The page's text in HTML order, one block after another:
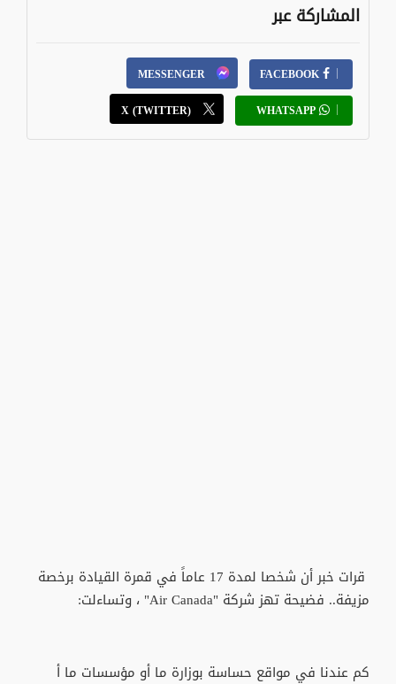
المشاركة عبر
FACEBOOK
MESSENGER
WHATSAPP
X (TWITTER)
قرات خبر أن شخصا لمدة 17 عاماً في قمرة القيادة برخصة
مزيفة.. فضيحة تهز شركة "Air Canada" ، وتساءلت:
كم عندنا في مواقع حساسة بوزارة ما أو مؤسسات ما أ